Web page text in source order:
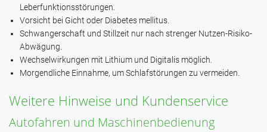
Leberfunktionsstörungen.
Vorsicht bei Gicht oder Diabetes mellitus.
Schwangerschaft und Stillzeit nur nach strenger Nutzen-Risiko-
Abwägung.
Wechselwirkungen mit Lithium und Digitalis möglich.
Morgendliche Einnahme, um Schlafstörungen zu vermeiden.
Weitere Hinweise und Kundenservice
Autofahren und Maschinenbedienung